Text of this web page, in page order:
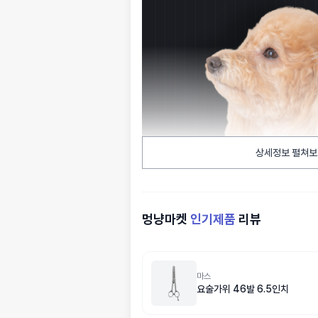
상세정보 펼쳐
멍냥마켓 인기제품 리뷰
마스
요술가위 46발 6.5인치